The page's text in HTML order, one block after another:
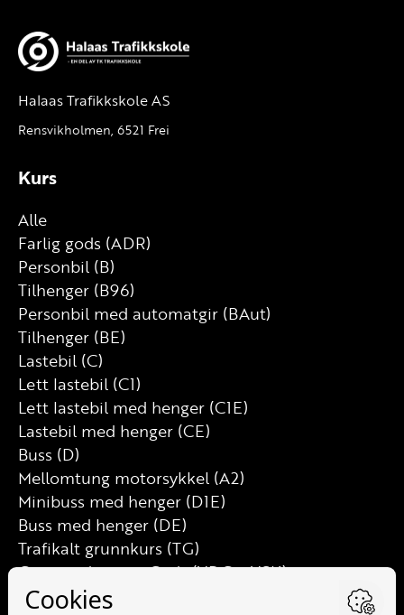
Halaas Trafikkskole AS
Rensvikholmen, 6521 Frei
Kurs
Alle
Farlig gods (ADR)
Personbil (B)
Tilhenger (B96)
Personbil med automatgir (BAut)
Tilhenger (BE)
Lastebil (C)
Lett lastebil (C1)
Lett lastebil med henger (C1E)
Lastebil med henger (CE)
Buss (D)
Mellomtung motorsykkel (A2)
Minibuss med henger (D1E)
Buss med henger (DE)
Trafikalt grunnkurs (TG)
Grunnutdanning Gods (YDG – YSK)
Grunnutdanning Person (YDP – YSK)